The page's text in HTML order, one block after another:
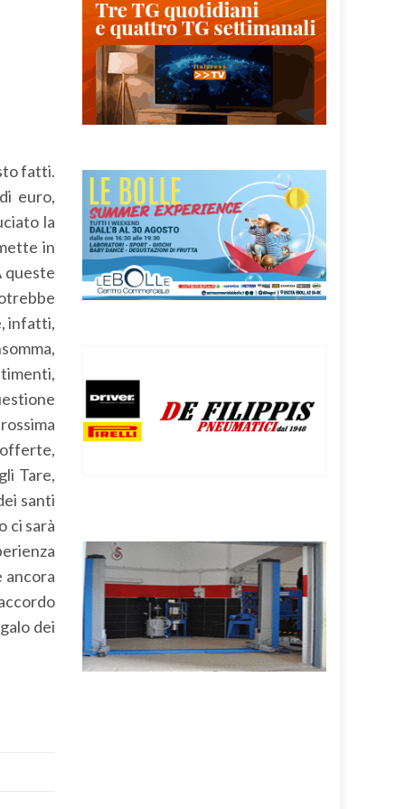
fatti.
euro,
la
in
queste
infatti,
offerte,
Tare,
santi
ci sarà
ancora
dei